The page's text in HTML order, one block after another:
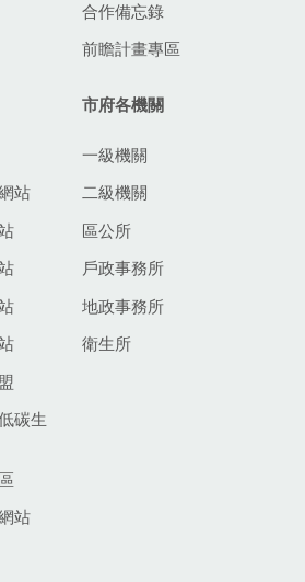
合作備忘錄
前瞻計畫專區
站
碳生
站
市府各機關
一級機關
二級機關
區公所
戶政事務所
地政事務所
衛生所